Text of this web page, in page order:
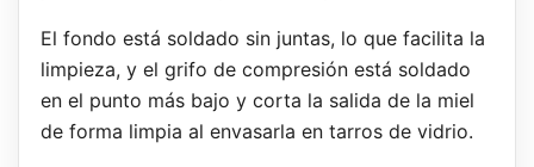
El fondo está soldado sin juntas, lo que facilita la
limpieza, y el grifo de compresión está soldado
en el punto más bajo y corta la salida de la miel
de forma limpia al envasarla en tarros de vidrio.